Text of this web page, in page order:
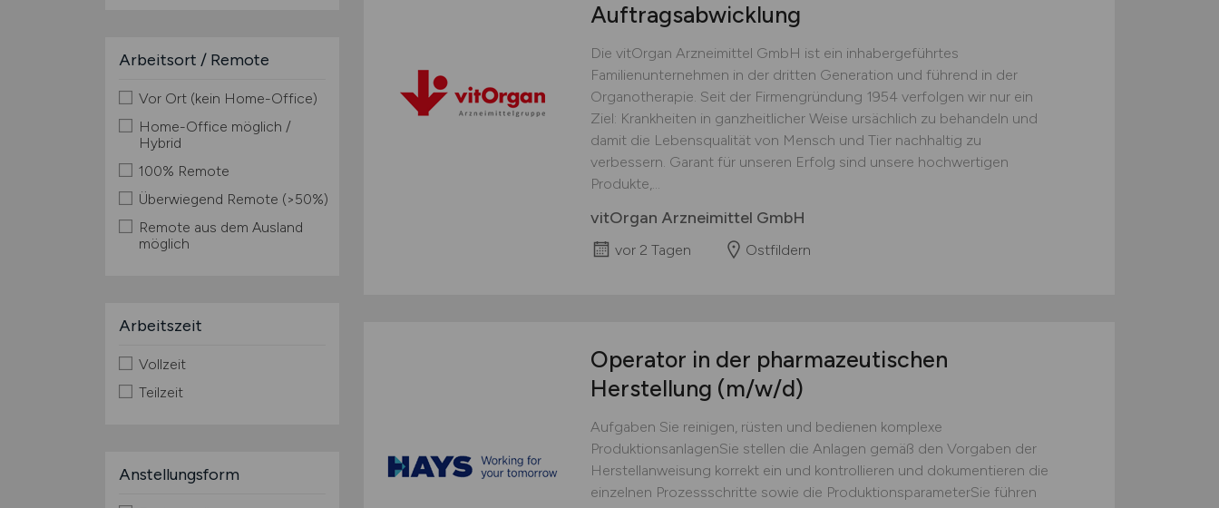
Arbeitsort / Remote
Vor Ort (kein Home-Office)
Home-Office möglich /
Hybrid
100% Remote
Überwiegend Remote (>50%)
Remote aus dem Ausland
möglich
Arbeitszeit
Vollzeit
Teilzeit
Anstellungsform
Auftragsabwicklung
Die vitOrgan Arzneimittel GmbH ist ein inhabergeführtes
Familienunternehmen in der dritten Generation und führend in der
Organotherapie. Seit der Firmengründung 1954 verfolgen wir nur ein
Ziel: Krankheiten in ganzheitlicher Weise ursächlich zu behandeln und
damit die Lebensqualität von Mensch und Tier nachhaltig zu
verbessern. Garant für unseren Erfolg sind unsere hochwertigen
Produkte,...
vitOrgan Arzneimittel GmbH
vor 2 Tagen Ostfildern
Operator in der pharmazeutischen
Herstellung (m/w/d)
Aufgaben Sie reinigen, rüsten und bedienen komplexe
ProduktionsanlagenSie stellen die Anlagen gemäß den Vorgaben der
Herstellanweisung korrekt ein und kontrollieren und dokumentieren die
einzelnen Prozessschritte sowie die ProduktionsparameterSie führen